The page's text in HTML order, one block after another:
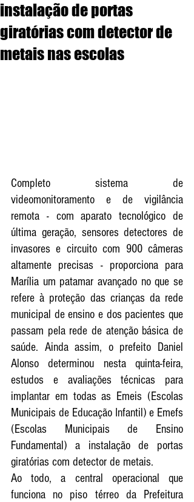
instalação de portas
giratórias com detector de
metais nas escolas
Completo sistema de
videomonitoramento e de vigilância
remota - com aparato tecnológico de
última geração, sensores detectores de
invasores e circuito com 900 câmeras
altamente precisas - proporciona para
Marília um patamar avançado no que se
refere à proteção das crianças da rede
municipal de ensino e dos pacientes que
passam pela rede de atenção básica de
saúde. Ainda assim, o prefeito Daniel
Alonso determinou nesta quinta-feira,
estudos e avaliações técnicas para
implantar em todas as Emeis (Escolas
Municipais de Educação Infantil) e Emefs
(Escolas Municipais de Ensino
Fundamental) a instalação de portas
giratórias com detector de metais.
Ao todo, a central operacional que
funciona no piso térreo da Prefeitura